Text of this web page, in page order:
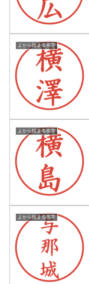
よから始まる名字
よから始まる名字
よから始まる名字